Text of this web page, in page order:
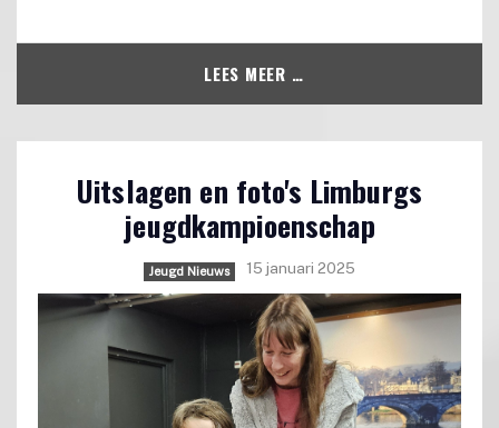
LEES MEER …
Uitslagen en foto's Limburgs
jeugdkampioenschap
Jeugd Nieuws 15 januari 2025